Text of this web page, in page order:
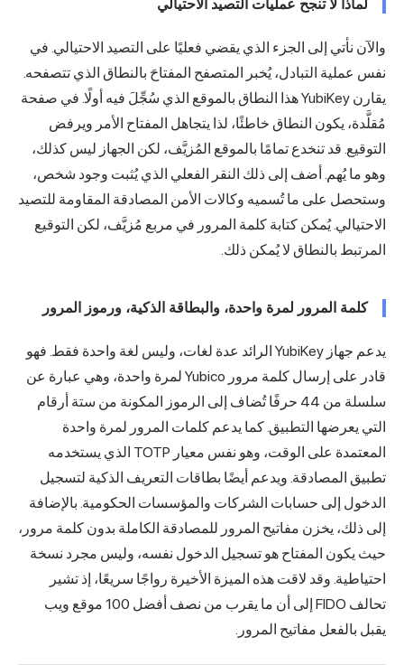
لماذا لا تنجح عمليات التصيد الاحتيالي
والآن نأتي إلى الجزء الذي يقضي فعليًا على التصيد الاحتيالي. في
نفس عملية التبادل، يُخبر المتصفح المفتاحَ بالنطاق الذي تتصفحه.
يقارن YubiKey هذا النطاق بالموقع الذي سُجِّلَ فيه أولًا. في صفحة
مُقلَّدة، يكون النطاق خاطئًا، لذا يتجاهل المفتاح الأمر ويرفض
التوقيع. قد تنخدع تمامًا بالموقع المُزيَّف، لكن الجهاز ليس كذلك،
وهو ما يُهم. أضف إلى ذلك النقر الفعلي الذي يُثبت وجود شخص،
وستحصل على ما تُسميه وكالات الأمن المصادقة المقاومة للتصيد
الاحتيالي. يُمكن كتابة كلمة المرور في مربع مُزيَّف، لكن التوقيع
المرتبط بالنطاق لا يُمكن ذلك.
كلمة المرور لمرة واحدة، والبطاقة الذكية، ورموز المرور
يدعم جهاز YubiKey الرائد عدة لغات، وليس لغة واحدة فقط. فهو
قادر على إرسال كلمة مرور Yubico لمرة واحدة، وهي عبارة عن
سلسلة من 44 حرفًا تُضاف إلى الرموز المكونة من ستة أرقام
التي يعرضها التطبيق. كما يدعم كلمات المرور لمرة واحدة
المعتمدة على الوقت، وهو نفس معيار TOTP الذي يستخدمه
تطبيق المصادقة. ويدعم أيضًا بطاقات التعريف الذكية لتسجيل
الدخول إلى حسابات الشركات والمؤسسات الحكومية. بالإضافة
إلى ذلك، يخزن مفاتيح المرور للمصادقة الكاملة بدون كلمة مرور،
حيث يكون المفتاح هو تسجيل الدخول نفسه، وليس مجرد نسخة
احتياطية. وقد لاقت هذه الميزة الأخيرة رواجًا سريعًا، إذ تشير
تحالف FIDO
إلى أن ما يقرب من نصف أفضل 100 موقع ويب
يقبل بالفعل مفاتيح المرور.